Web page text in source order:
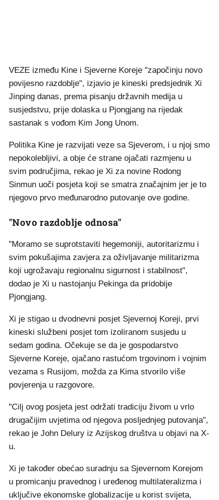
VEZE između Kine i Sjeverne Koreje "započinju novo
povijesno razdoblje", izjavio je kineski predsjednik Xi
Jinping danas, prema pisanju državnih medija u
susjedstvu, prije dolaska u Pjongjang na rijedak
sastanak s vođom Kim Jong Unom.
Politika Kine je razvijati veze sa Sjeverom, i u njoj smo
nepokolebljivi, a obje će strane ojačati razmjenu u
svim područjima, rekao je Xi za novine Rodong
Sinmun uoči posjeta koji se smatra značajnim jer je to
njegovo prvo međunarodno putovanje ove godine.
"Novo razdoblje odnosa"
"Moramo se suprotstaviti hegemoniji, autoritarizmu i
svim pokušajima zavjera za oživljavanje militarizma
koji ugrožavaju regionalnu sigurnost i stabilnost",
dodao je Xi u nastojanju Pekinga da pridobije
Pjongjang.
Xi je stigao u dvodnevni posjet Sjevernoj Koreji, prvi
kineski službeni posjet tom izoliranom susjedu u
sedam godina. Očekuje se da je gospodarstvo
Sjeverne Koreje, ojačano rastućom trgovinom i vojnim
vezama s Rusijom, možda za Kima stvorilo više
povjerenja u razgovore.
"Cilj ovog posjeta jest održati tradiciju živom u vrlo
drugačijim uvjetima od njegova posljednjeg putovanja",
rekao je John Delury iz Azijskog društva u objavi na X-
u.
Xi je također obećao suradnju sa Sjevernom Korejom
u promicanju pravednog i uređenog multilateralizma i
uključive ekonomske globalizacije u korist svijeta,